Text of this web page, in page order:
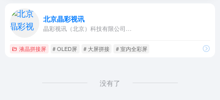
北京晶彩视讯
晶彩视讯（北京）科技有限公司…
液晶拼接屏 # OLED屏 # 大屏拼接 # 室内全彩屏
没有了